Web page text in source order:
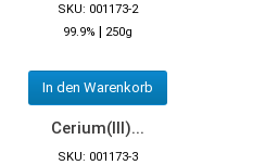
SKU: 001173-2
99.9% | 250g
In den Warenkorb
Cerium(III)...
SKU: 001173-3